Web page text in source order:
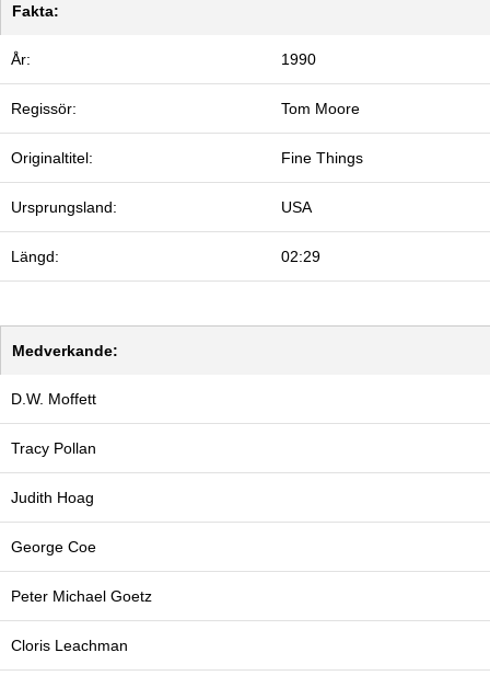
Fakta:
År: 1990
Regissör: Tom Moore
Originaltitel: Fine Things
Ursprungsland: USA
Längd: 02:29
Medverkande:
D.W. Moffett
Tracy Pollan
Judith Hoag
George Coe
Peter Michael Goetz
Cloris Leachman